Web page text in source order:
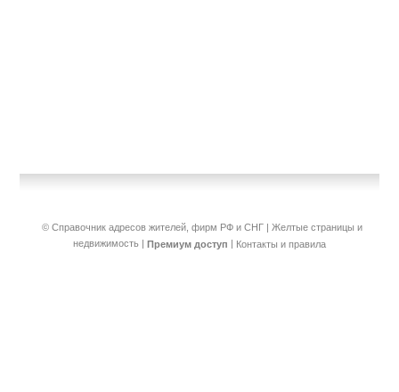
© Справочник адресов жителей, фирм РФ и СНГ | Желтые страницы и
недвижимость | Премиум доступ | Контакты и правила